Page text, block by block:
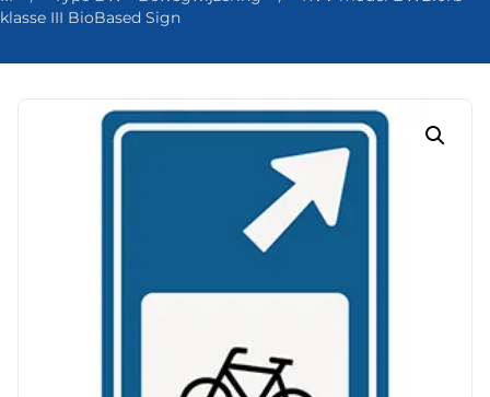
klasse III BioBased Sign